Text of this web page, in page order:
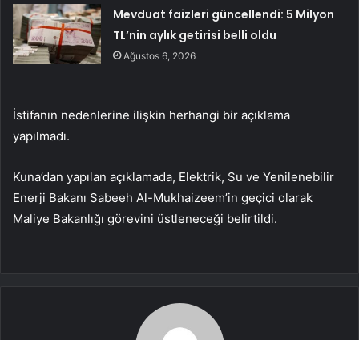
Mevduat faizleri güncellendi: 5 Milyon
TL’nin aylık getirisi belli oldu
Ağustos 6, 2026
İstifanın nedenlerine ilişkin herhangi bir açıklama
yapılmadı.
Kuna’dan yapılan açıklamada, Elektrik, Su ve Yenilenebilir
Enerji Bakanı Sabeeh Al-Mukhaizeem’in geçici olarak
Maliye Bakanlığı görevini üstleneceği belirtildi.